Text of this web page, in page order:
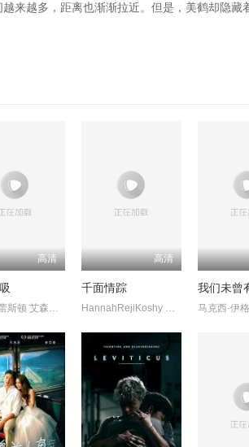
来越多，距离也渐渐拉近。但是，美鹤却隐藏
高清
唐妮·布蕾斯顿 艾森斯·阿特金斯
高清
千面情踪
HannahRejiKoshy KaleshRamanand
我们未曾